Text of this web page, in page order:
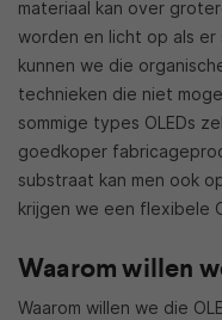
materiaal kan over
worden en licht op als
kunnen we die
technieken die niet
sommige types OLEDs
goedkoper
substraat kan men ook
krijgen we een flexibele
Waarom willen
Waarom willen we die